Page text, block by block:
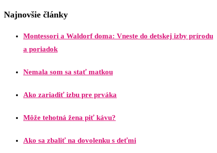
Najnovšie články
Montessori a Waldorf doma: Vneste do detskej izby prírodu
a poriadok
Nemala som sa stať matkou
Ako zariadiť izbu pre prváka
Môže tehotná žena piť kávu?
Ako sa zbaliť na dovolenku s deťmi